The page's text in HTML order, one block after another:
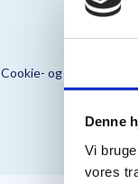
Denne
Vi
vores
Cookie- og